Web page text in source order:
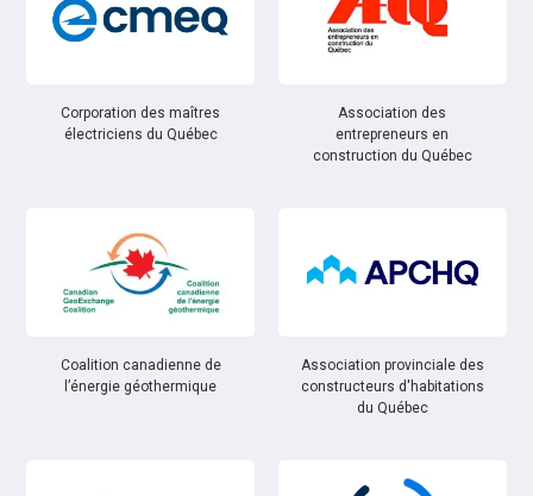
Corporation des maîtres
électriciens du Québec
Association des
entrepreneurs en
construction du Québec
Coalition canadienne de
l’énergie géothermique
Association provinciale des
constructeurs d'habitations
du Québec